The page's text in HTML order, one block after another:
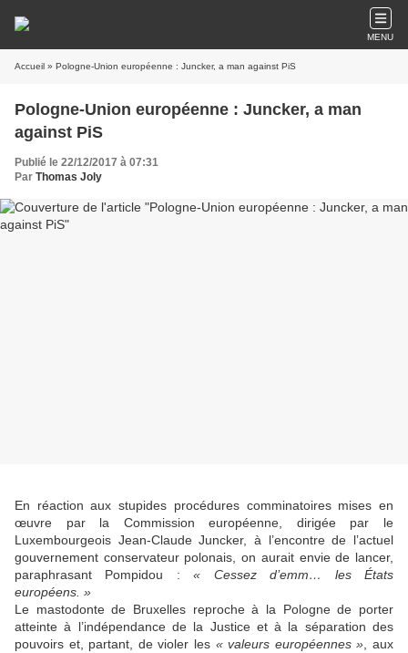
MENU
Accueil » Pologne-Union européenne : Juncker, a man against PiS
Pologne-Union européenne : Juncker, a man
against PiS
Publié le 22/12/2017 à 07:31
Par Thomas Joly
En réaction aux stupides procédures comminatoires mises en
œuvre par la Commission européenne, dirigée par le
Luxembourgeois Jean-Claude Juncker, à l’encontre de l’actuel
gouvernement conservateur polonais, on aurait envie de lancer,
paraphrasant Pompidou :« Cessez d’emm… les États
européens. »
Le mastodonte de Bruxelles reproche à la Pologne de porter
atteinte à l’indépendance de la Justice et à la séparation des
pouvoirs et, partant, de violer les « valeurs européennes » , aux